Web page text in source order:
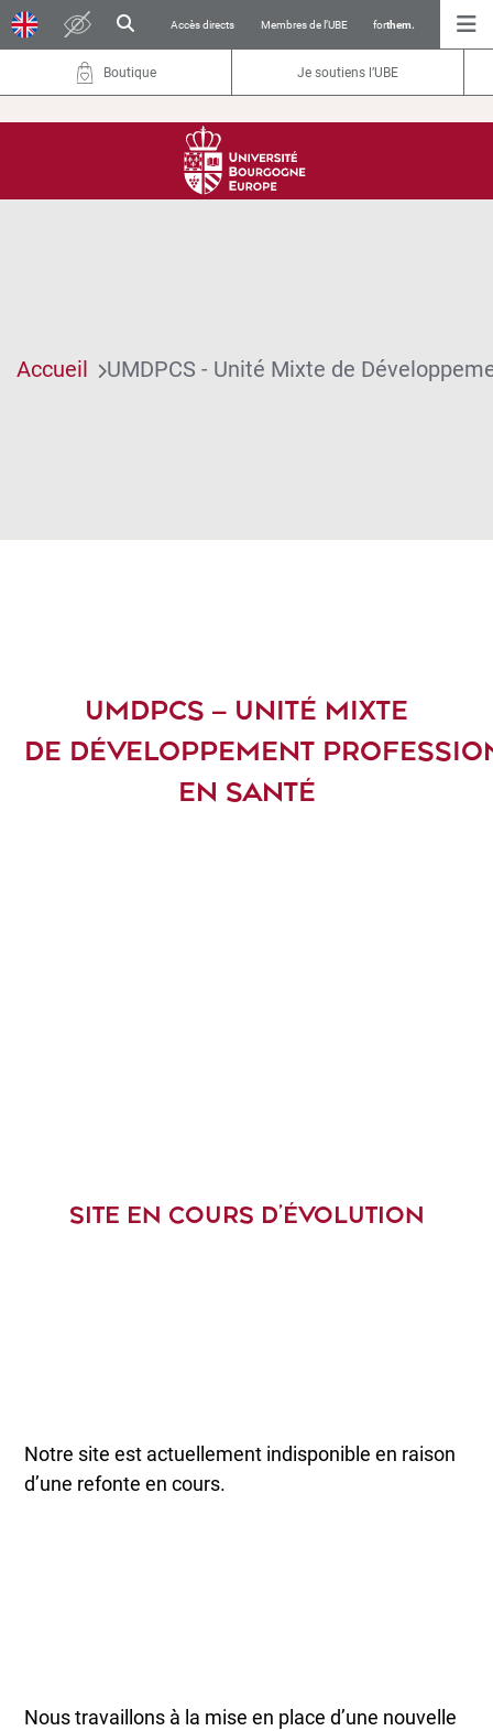
Accès directs Membres de l’UBE forthem.
Boutique Je soutiens l’UBE
Accueil UMDPCS - Unité Mixte de
UMDPCS – UNITÉ MIXTE
DE DÉVELOPPEMENT
EN SANTÉ
SITE EN COURS D’ÉVOLUTION
Notre site est actuellement indisponible en raison
d’une refonte en cours.
Nous travaillons à la mise en place d’une nouvelle